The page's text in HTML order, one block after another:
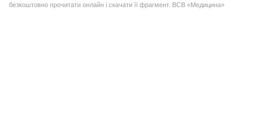
безкоштовно прочитати онлайн і скачати її фрагмент. ВСВ «Медицина»